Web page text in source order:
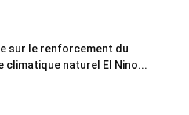
sur le renforcement du
climatique naturel El Nino...